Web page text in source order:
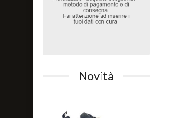
Novità